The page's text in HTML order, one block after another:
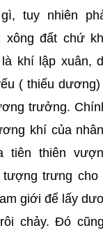
tuy nhiên
xông đất chứ
khí lập xuân,
( thiếu
trưởng.
khí của
tiên thiên
trưng
giới để lấy
chảy. Đó